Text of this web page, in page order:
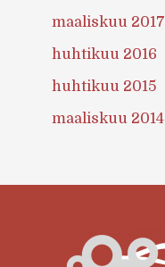
maaliskuu 2017
huhtikuu 2016
huhtikuu 2015
maaliskuu 2014